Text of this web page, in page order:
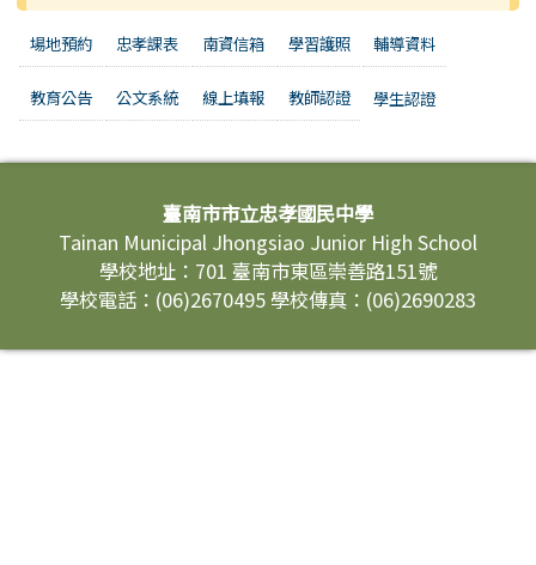
場地預約 忠孝課表 南資信箱 學習護照 輔導資料
教育公告 公文系統 線上填報 教師認證 學生認證
頁尾區域內容臺南市市立忠孝國民中學
Tainan Municipal Jhongsiao Junior High School
學校地址：701 臺南市東區崇善路151號
學校電話：(06)2670495 學校傳真：(06)2690283